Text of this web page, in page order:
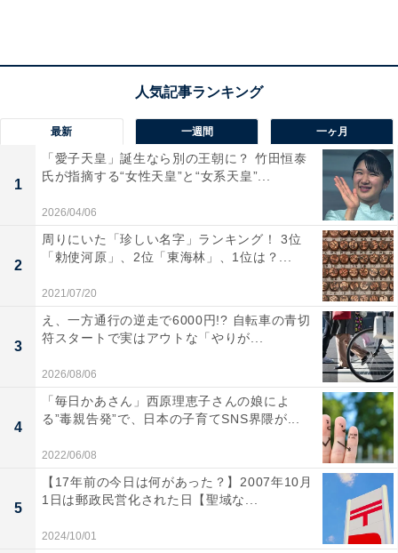
2位にランクインしたのは「新宿駅」です。新宿駅に乗
り入れている路線は、JR、京王線、西武新宿線、都営大
江戸線、小田急線、都営新宿線、東京メトロ丸ノ内線
で、JRバスをはじめ京王高速バスや都営バスなどへの接
続も充実しています。
新宿駅周辺には駅ビルや百貨店が立ち並ぶほか、地下の
ショッピングモールやコンコース内には飲食店も数多
く、その数は駅の敷地内だけで200以上あるとか。
新宿駅南口から徒歩10分の場所には、新宿御苑がありま
す。どの季節に訪れても豊かな自然の景色が味わえるだ
けでなく、レストランやカフェ、日本庭園などもあり、
子ども連れでも楽しめます。
最新 一週間 一ヶ月
1
「愛子天皇」誕生なら別の王朝に？ 竹田恒泰
氏が指摘する“女性天皇”と“女系天皇”...
2026/04/06
2
周りにいた「珍しい名字」ランキング！ 3位
「勅使河原」、2位「東海林」、1位は？...
2021/07/20
3
え、一方通行の逆走で6000円!? 自転車の青切
符スタートで実はアウトな「やりが...
2026/08/06
4
「毎日かあさん」西原理恵子さんの娘によ
る”毒親告発”で、日本の子育てSNS界隈が...
2022/06/08
5
【17年前の今日は何があった？】2007年10月
1日は郵政民営化された日【聖域な...
2024/10/01